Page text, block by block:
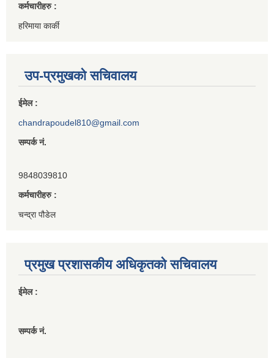
कर्मचारीहरु :
हरिमाया कार्की
उप-प्रमुखको सचिवालय
ईमेल :
chandrapoudel810@gmail.com
सम्पर्क नं.
9848039810
कर्मचारीहरु :
चन्द्रा पौडेल
प्रमुख प्रशासकीय अधिकृतको सचिवालय
ईमेल :
सम्पर्क नं.